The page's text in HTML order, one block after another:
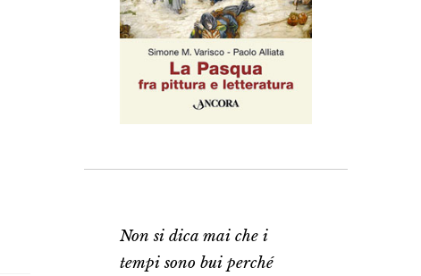
Non si dica mai che i
tempi sono bui perché